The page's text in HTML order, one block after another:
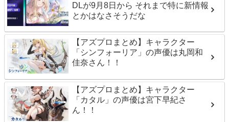
DLが9月8日から それまで特に新情報
とかはなさそうだな
【アズプロまとめ】キャラクター
「シンフォーリア」の声優は丸岡和
佳奈さん！！
【アズプロまとめ】キャラクター
「カタル」の声優は宮下早紀さ
ん！！